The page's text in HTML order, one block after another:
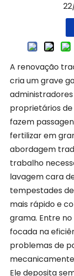
A renovação
cria um grave
proprietários
fazem
fertilizar em
abordagem
trabalho
lavagem cara
tempestades
mais rápido e
grama. Entre no
focada na
problemas de
Ele deposita